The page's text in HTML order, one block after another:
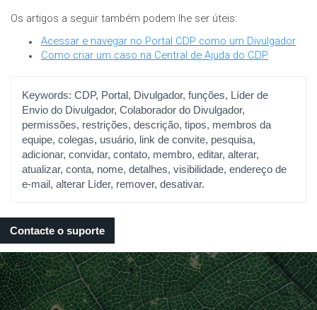
Os artigos a seguir também podem lhe ser úteis:
Acessar e navegar no Portal CDP como um Divulgador
Como criar um caso na Central de Ajuda do CDP
Keywords: CDP, Portal, Divulgador, funções, Líder de
Envio do Divulgador, Colaborador do Divulgador,
permissões, restrições, descrição, tipos, membros da
equipe, colegas, usuário, link de convite, pesquisa,
adicionar, convidar, contato, membro, editar, alterar,
atualizar, conta, nome, detalhes, visibilidade, endereço de
e-mail, alterar Líder, remover, desativar.
Contacte o suporte